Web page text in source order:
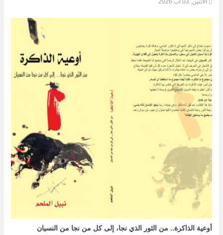
الاثنين, 03 آب 2026
أوعية الذاكرة.. من الثور الذي نجا، إلى كل من نجا من النسيان